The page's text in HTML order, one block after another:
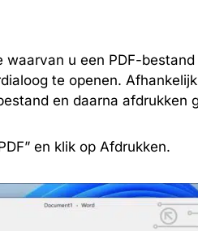
u een PDF-
te openen.
en daarna afdrukken
en klik op Afdrukken.